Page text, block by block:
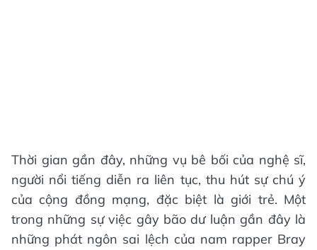
Thời gian gần đây, những vụ bê bối của nghệ sĩ,
người nổi tiếng diễn ra liên tục, thu hút sự chú ý
của cộng đồng mạng, đặc biệt là giới trẻ. Một
trong những sự việc gây bão dư luận gần đây là
những phát ngôn sai lệch của nam rapper Bray